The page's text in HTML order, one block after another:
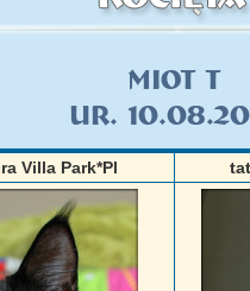
Miot T
UR.
Villa Park*Pl